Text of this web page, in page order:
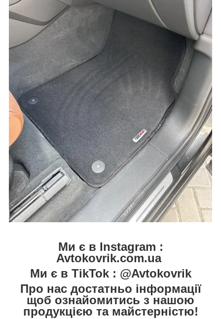
Ми є в Instagram :
Avtokovrik.com.ua
Ми є в TikTok : @Avtokovrik
Про нас достатньо інформації
щоб ознайомитись з нашою
продукцією та майстерністю!